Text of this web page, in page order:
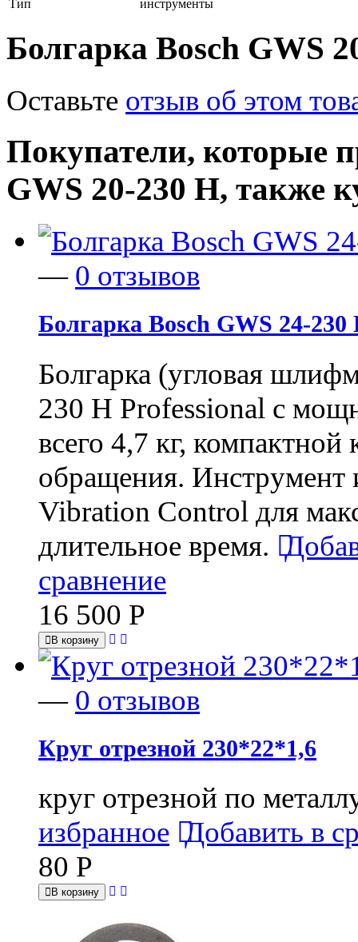
Тип
инструменты
Болгарка Bosch GWS
Оставьте отзыв об этом
Покупатели, которые
GWS 20-230 H, также
— 0 отзывов
Болгарка Bosch GWS 24-230
Болгарка (угловая
230 H Professional с
всего 4,7 кг, компактной
обращения. Инструмент
Vibration Control для
длительное время.
сравнение
16 500 Р
В корзину
— 0 отзывов
Круг отрезной 230*22*1,6
круг отрезной по
избранное Добавить в
80 Р
В корзину